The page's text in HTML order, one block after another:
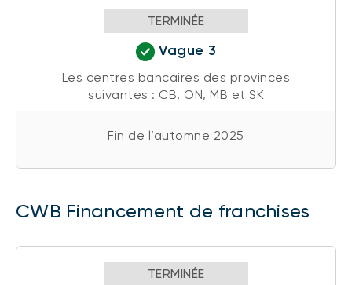
TERMINÉE
Vague 3
Les centres bancaires des provinces
suivantes : CB, ON, MB et SK
Fin de l’automne 2025
CWB Financement de franchises
TERMINÉE